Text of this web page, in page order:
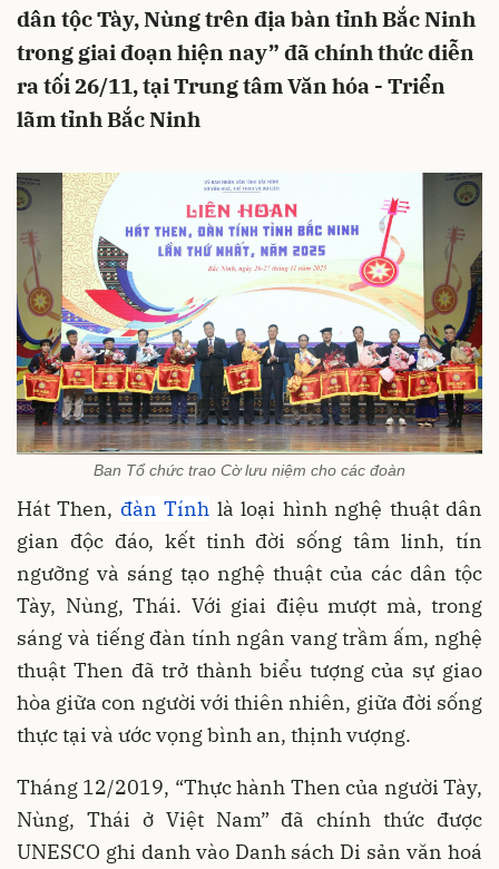
dân tộc Tày, Nùng trên địa bàn tỉnh Bắc Ninh
trong giai đoạn hiện nay” đã chính thức diễn
ra tối 26/11, tại Trung tâm Văn hóa - Triển
lãm tỉnh Bắc Ninh
Ban Tổ chức trao Cờ lưu niệm cho các đoàn
Hát Then, đàn Tính là loại hình nghệ thuật dân
gian độc đáo, kết tinh đời sống tâm linh, tín
ngưỡng và sáng tạo nghệ thuật của các dân tộc
Tày, Nùng, Thái. Với giai điệu mượt mà, trong
sáng và tiếng đàn tính ngân vang trầm ấm, nghệ
thuật Then đã trở thành biểu tượng của sự giao
hòa giữa con người với thiên nhiên, giữa đời sống
thực tại và ước vọng bình an, thịnh vượng.
Tháng 12/2019, “Thực hành Then của người Tày,
Nùng, Thái ở Việt Nam” đã chính thức được
UNESCO ghi danh vào Danh sách Di sản văn hoá